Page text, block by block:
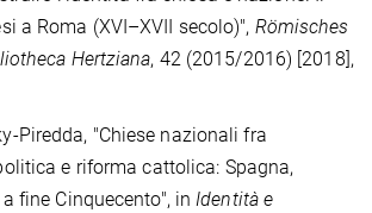
a Roma (XVI–XVII secolo)", Römisches
Hertziana, 42 (2015/2016) [2018],
Piredda, "Chiese nazionali fra
e riforma cattolica: Spagna,
fine Cinquecento", inIdentità e